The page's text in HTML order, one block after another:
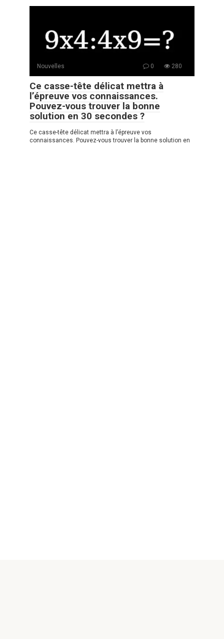
Nouvelles 0 280
Ce casse-tête délicat mettra à
l’épreuve vos connaissances.
Pouvez-vous trouver la bonne
solution en 30 secondes ?
Ce casse-tête délicat mettra à l’épreuve vos
connaissances. Pouvez-vous trouver la bonne solution en